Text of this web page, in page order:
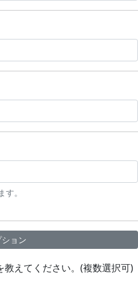
。
ョン
えてください。(複数選択可)